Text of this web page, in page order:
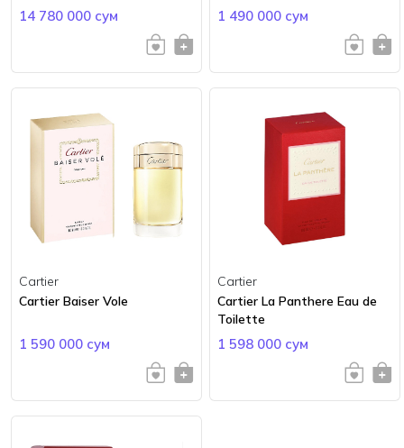
14 780 000 сум 1 490 000 сум
Cartier
Cartier Baiser Vole
1 590 000 сум
Cartier
Cartier La Panthere Eau de
Toilette
1 598 000 сум